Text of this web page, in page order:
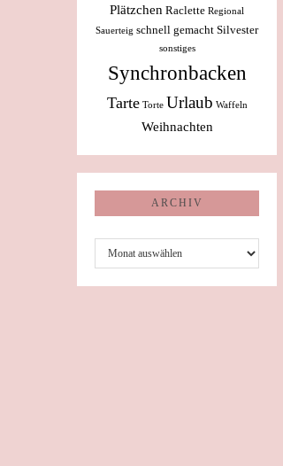
Plätzchen Raclette Regional
Sauerteig schnell gemacht Silvester
sonstiges
Synchronbacken
Tarte Torte Urlaub Waffeln
Weihnachten
ARCHIV
Archiv